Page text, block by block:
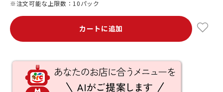
※注文可能な上限数：10パック
カートに追加